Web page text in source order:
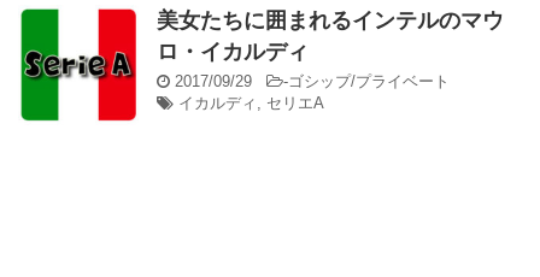
美女たちに囲まれるインテルのマウ
ロ・イカルディ
2017/09/29 -ゴシップ/プライベート
イカルディ , セリエA